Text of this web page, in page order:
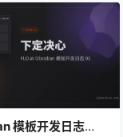
模板开发日志